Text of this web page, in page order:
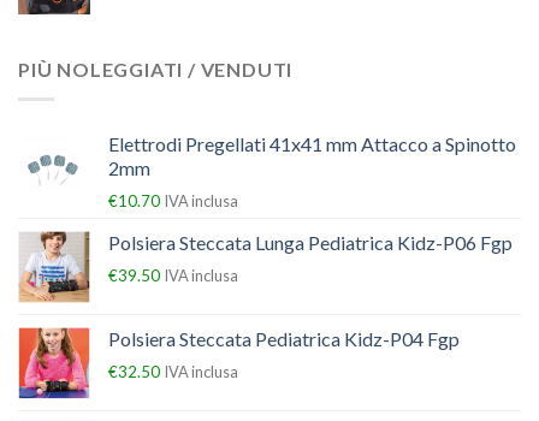
PIÙ NOLEGGIATI / VENDUTI
Elettrodi Pregellati 41x41 mm Attacco a Spinotto
2mm
€10.70 IVA inclusa
Polsiera Steccata Lunga Pediatrica Kidz-P06 Fgp
€39.50 IVA inclusa
Polsiera Steccata Pediatrica Kidz-P04 Fgp
€32.50 IVA inclusa